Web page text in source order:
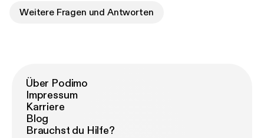
Weitere Fragen und Antworten
Über Podimo
Impressum
Karriere
Blog
Brauchst du Hilfe?